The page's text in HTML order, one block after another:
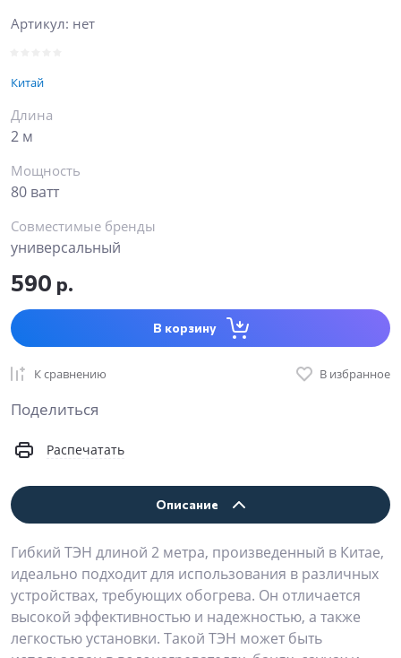
Артикул: нет
Китай
Длина
2 м
Мощность
80 ватт
Совместимые бренды
универсальный
590 р.
В корзину
К сравнению В избранное
Поделиться
Распечатать
Описание
Гибкий ТЭН длиной 2 метра, произведенный в Китае,
идеально подходит для использования в различных
устройствах, требующих обогрева. Он отличается
высокой эффективностью и надежностью, а также
легкостью установки. Такой ТЭН может быть